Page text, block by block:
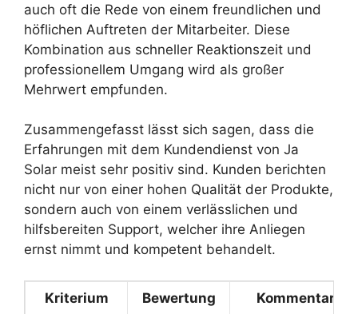
auch oft die Rede von einem freundlichen und
höflichen Auftreten der Mitarbeiter. Diese
Kombination aus schneller Reaktionszeit und
professionellem Umgang wird als großer
Mehrwert empfunden.
Zusammengefasst lässt sich sagen, dass die
Erfahrungen mit dem Kundendienst von Ja
Solar meist sehr positiv sind. Kunden berichten
nicht nur von einer hohen Qualität der Produkte,
sondern auch von einem verlässlichen und
hilfsbereiten Support, welcher ihre Anliegen
ernst nimmt und kompetent behandelt.
Kriterium Bewertung Kommentar